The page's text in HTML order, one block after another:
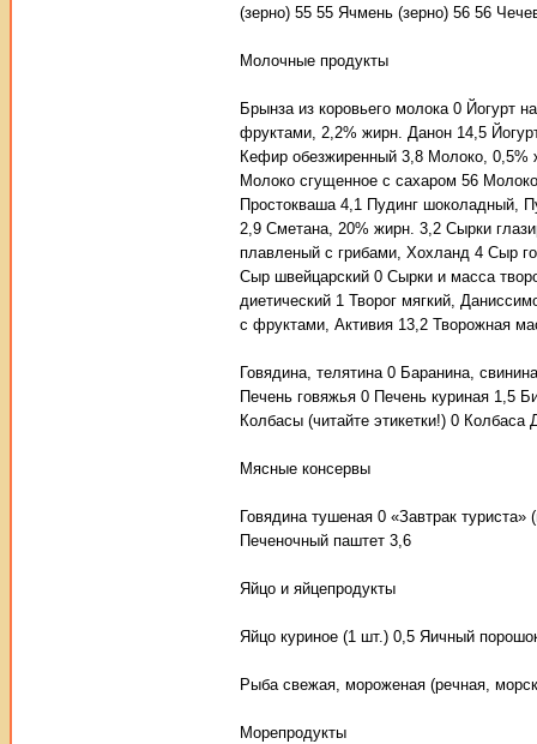
(зерно) 55 55 Ячмень (зерно) 56 56
Молочные продукты
Брынза из коровьего молока 0 Йогурт
фруктами, 2,2% жирн. Данон 14,5
Кефир обезжиренный 3,8 Молоко,
Молоко сгущенное с сахаром 56
Простокваша 4,1 Пудинг шоколадный,
2,9 Сметана, 20% жирн. 3,2 Сырки
плавленый с грибами, Хохланд 4 Сыр
Сыр швейцарский 0 Сырки и масса
диетический 1 Творог мягкий,
с фруктами, Активия 13,2 Творожная
Говядина, телятина 0 Баранина,
Печень говяжья 0 Печень куриная 1,5
Колбасы (читайте этикетки!) 0
Мясные консервы
Говядина тушеная 0 «Завтрак
Печеночный паштет 3,6
Яйцо и яйцепродукты
Яйцо куриное (1 шт.) 0,5 Яичный
Рыба свежая, мороженая (речная,
Морепродукты